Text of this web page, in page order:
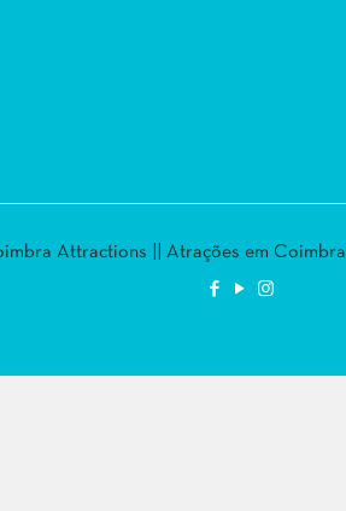
Attractions || Atrações em Coimbra